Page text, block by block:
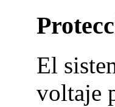
El
voltaje